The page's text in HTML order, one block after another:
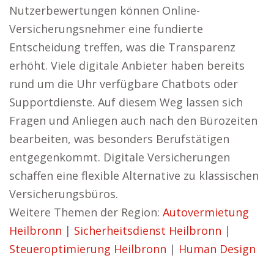
Nutzerbewertungen können Online-
Versicherungsnehmer eine fundierte
Entscheidung treffen, was die Transparenz
erhöht. Viele digitale Anbieter haben bereits
rund um die Uhr verfügbare Chatbots oder
Supportdienste. Auf diesem Weg lassen sich
Fragen und Anliegen auch nach den Bürozeiten
bearbeiten, was besonders Berufstätigen
entgegenkommt. Digitale Versicherungen
schaffen eine flexible Alternative zu klassischen
Versicherungsbüros.
Weitere Themen der Region: Autovermietung
Heilbronn | Sicherheitsdienst Heilbronn |
Steueroptimierung Heilbronn | Human Design